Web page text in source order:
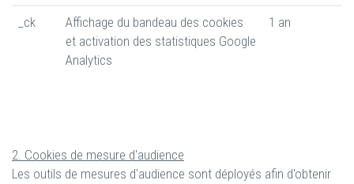
_ck
Affichage du bandeau des cookies
et activation des statistiques Google
Analytics
1 an
2. Cookies de mesure d'audience
Les outils de mesures d'audience sont déployés afin d'obtenir